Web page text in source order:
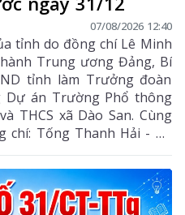
07/08/2026 12:40
tỉnh do đồng chí Lê Minh
Trung ương Đảng, Bí
tỉnh làm Trưởng đoàn
Dự án Trường Phổ thông
THCS xã Dào San. Cùng
chí: Tống Thanh Hải - Uỷ
Phó Chủ tịch Thường
- Ủy viên Ban Thường vụ,
vận Tỉnh ủy; lãnh đạo
xã Dào San.